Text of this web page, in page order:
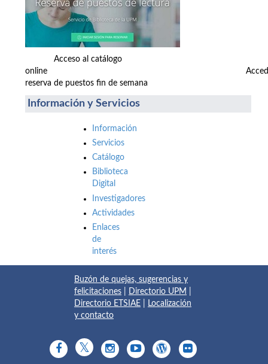
Acceso al catálogo
online
reserva de puestos fin de semana
Información y Servicios
Información
Servicios
Catálogo
Biblioteca
Digital
Investigadores
Actividades
Enlaces
de
interés
Buzón de quejas, sugerencias y
felicitaciones
Directorio UPM
Directorio ETSIAE
Localización
y contacto